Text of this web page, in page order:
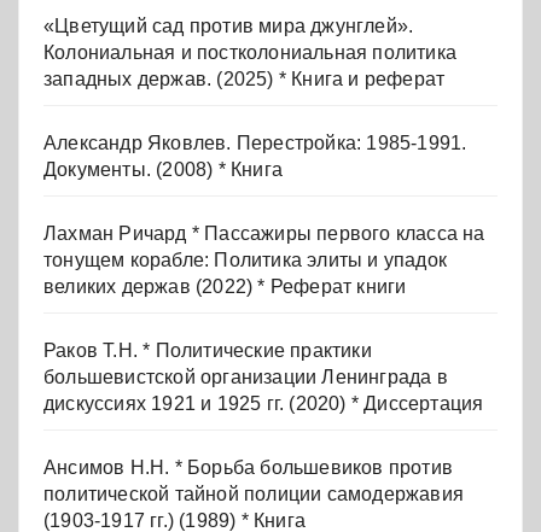
«Цветущий сад против мира джунглей».
Колониальная и постколониальная политика
западных держав. (2025) * Книга и реферат
Александр Яковлев. Перестройка: 1985-1991.
Документы. (2008) * Книга
Лахман Ричард * Пассажиры первого класса на
тонущем корабле: Политика элиты и упадок
великих держав (2022) * Реферат книги
Раков Т.Н. * Политические практики
большевистской организации Ленинграда в
дискуссиях 1921 и 1925 гг. (2020) * Диссертация
Ансимов Н.Н. * Борьба большевиков против
политической тайной полиции самодержавия
(1903-1917 гг.) (1989) * Книга